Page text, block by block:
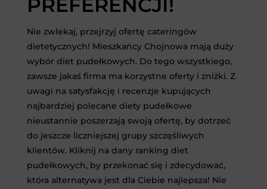
PREFERENCJI!
Nie zwlekaj, przejrzyj ofertę cateringów
dietetycznych! Mieszkańcy Chojnowa mają duży
wybór diet pudełkowych. Do tego wszystkiego,
zawsze jakaś firma ma korzystne oferty i zniżki. Z
uwagi na satysfakcję i recenzje kupujących
najbardziej polecane diety pudełkowe
nieustannie poszerzają swoją ofertę, by dotrzeć
do jeszcze liczniejszej grupy szczęśliwych
klientów. Kliknij na dany ranking diet
pudełkowych, by przekonać się i zdecydować,
która alternatywa jest dla Ciebie najlepsza! Nie